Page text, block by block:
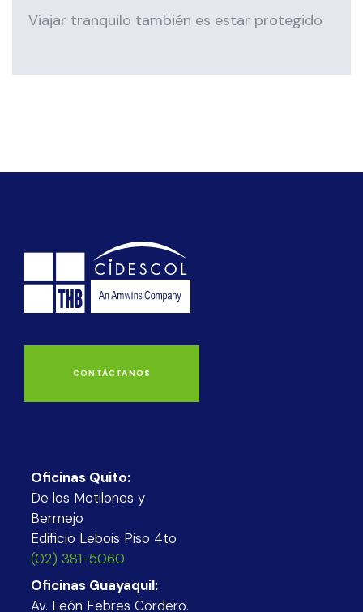
Viajar tranquilo también es estar protegido
CONTÁCTANOS
Oficinas Quito:
De los Motilones y
Bermejo
Edificio Lebois Piso 4to
(02) 381-5060
Oficinas Guayaquil:
Av. León Febres Cordero.